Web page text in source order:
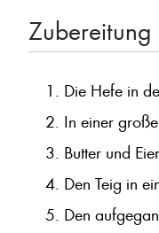
Zubereitung
Die Hefe in
In einer
Butter und
Den Teig in
Den